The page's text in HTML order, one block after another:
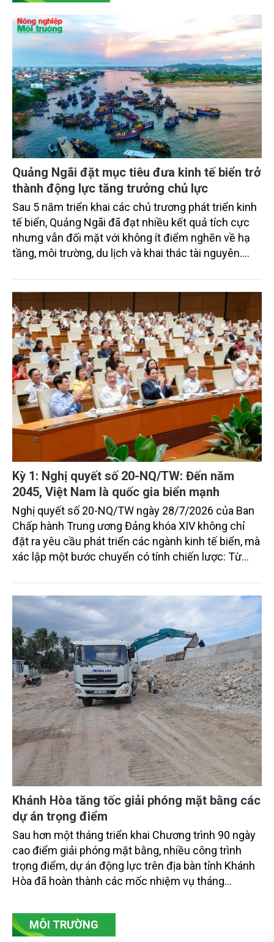
Quảng Ngãi đặt mục tiêu đưa kinh tế biển trở
thành động lực tăng trưởng chủ lực
Sau 5 năm triển khai các chủ trương phát triển kinh
tế biển, Quảng Ngãi đã đạt nhiều kết quả tích cực
nhưng vẫn đối mặt với không ít điểm nghẽn về hạ
tầng, môi trường, du lịch và khai thác tài nguyên.
đặt mục tiêu đưa kinh tế biển phát triển nhanh, bền
trưởng của tỉnh đến năm 2030, tầm nhìn đến năm
2045.
Kỳ 1: Nghị quyết số 20-NQ/TW: Đến năm
2045, Việt Nam là quốc gia biển mạnh
Nghị quyết số 20-NQ/TW ngày 28/7/2026 của Ban
Chấp hành Trung ương Đảng khóa XIV không chỉ
đặt ra yêu cầu phát triển các ngành kinh tế biển, mà
xác lập một bước chuyển có tính chiến lược: Từ
"phát triển kinh tế ven biển" sang "xây dựng quốc
gia biển mạnh". Trong bước chuyển ấy, ngành Nông
nghiệp và Môi trường giữ vai trò đặc biệt quan trọng,
từ hoàn thiện thể chế, quy hoạch không gian biển,
quản lý tài nguyên đến bảo vệ môi trường, phục hồi
hệ sinh thái và kiến tạo sinh kế bền vững cho người
dân ven biển, hải đảo.
Khánh Hòa tăng tốc giải phóng mặt bằng các
dự án trọng điểm
Sau hơn một tháng triển khai Chương trình 90 ngày
cao điểm giải phóng mặt bằng, nhiều công trình
trọng điểm, dự án động lực trên địa bàn tỉnh Khánh
Hòa đã hoàn thành các mốc nhiệm vụ tháng
vụ tháng 8 và tháng 9 đang được tiếp tục triển khai
với tiến độ khác nhau.
MÔI TRƯỜNG